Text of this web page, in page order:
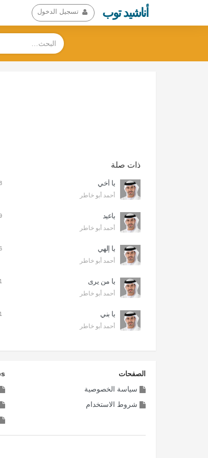
أناشيد توب تسجيل الدخول
ذات صلة
يا أخي
أحمد أبو خاطر
ياعيد
أحمد أبو خاطر
يا إلهي
أحمد أبو خاطر
يا من يرى
أحمد أبو خاطر
يا بني
أحمد أبو خاطر
الصفحات
سياسة الخصوصية
شروط الاستخدام